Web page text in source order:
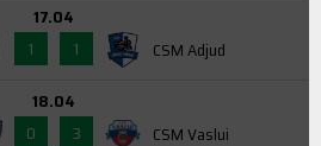
17.04
1
1 CSM Adjud
18.04
0
3 CSM Vaslui